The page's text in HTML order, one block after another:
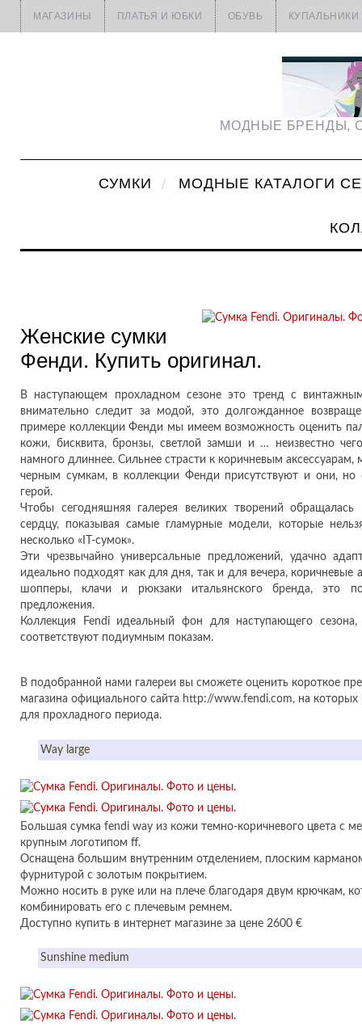
МАГАЗИНЫ ПЛАТЬЯ И ЮБКИ ОБУВЬ КУПАЛЬНИКИ
МОДНЫЕ БРЕНДЫ,
СУМКИ МОДНЫЕ КАТАЛОГИ
Женские сумки
Фенди. Купить оригинал.
В наступающем прохладном сезоне это тренд с
внимательно следит за модой, это долгожданное
примере коллекции Фенди мы имеем возможность оценить
кожи, бисквита, бронзы, светлой замши и … неизвестно
намного длиннее. Сильнее страсти к коричневым аксессуарам,
черным сумкам, в коллекции Фенди присутствуют и они, но
герой.
Чтобы сегодняшняя галерея великих творений обращалась
сердцу, показывая самые гламурные модели, которые
несколько «IT-сумок».
Эти чрезвычайно универсальные предложений, удачно
идеально подходят как для дня, так и для вечера, коричневые
шопперы, клачи и рюкзаки итальянского бренда, это
предложения.
Коллекция Fendi идеальный фон для наступающего сезона,
соответствуют подиумным показам.
В подобранной нами галереи вы сможете оценить короткое
магазина официального сайта http://www.fendi.com, на
для прохладного периода.
Way large
Большая сумка fendi way из кожи темно-коричневого цвета с
крупным логотипом ff.
Оснащена большим внутренним отделением, плоским
фурнитурой с золотым покрытием.
Можно носить в руке или на плече благодаря двум крючкам,
комбинировать его с плечевым ремнем.
Доступно купить в интернет магазине за цене 2600 €
Sunshine medium